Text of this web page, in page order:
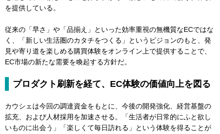
を提供している。
従来の「早さ」や「品揃え」といった効率重視の無機質なECではな
く、「新しい生活圏のカタチをつくる」というビジョンのもと、発
見や寄り道を楽しめる購買体験をオンライン上で提供することで、
EC市場の新たな需要を喚起する方針だ。
プロダクト刷新を経て、EC体験の価値向上を図る
カウシェは今回の調達資金をもとに、今後の開発強化、経営基盤の
拡充、および人材採用を加速させる。「生活者が日常的にふと欲し
いものに出会う」「楽しくて毎日訪れる」という体験を得ることが